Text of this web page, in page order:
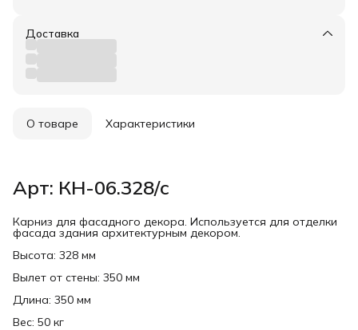
Доставка
О товаре Характеристики
Арт: КН-06.328/с
Карниз для фасадного декора. Используется для отделки
фасада здания архитектурным декором.
Высота: 328 мм
Вылет от стены: 350 мм
Длина: 350 мм
Вес: 50 кг